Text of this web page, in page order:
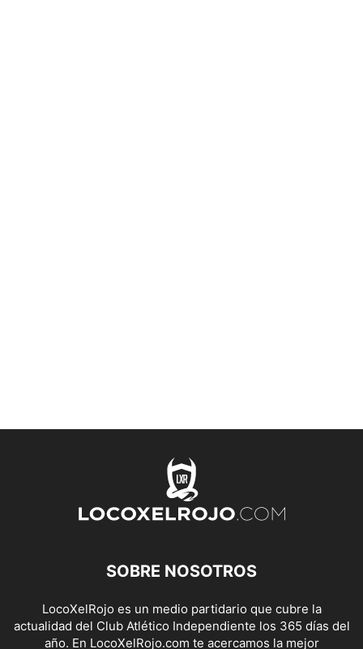
SOBRE NOSOTROS
LocoXelRojo es un medio partidario que cubre la
actualidad del Club Atlético Independiente los 365 días del
año. En LocoXelRojo.com te acercamos la mejor